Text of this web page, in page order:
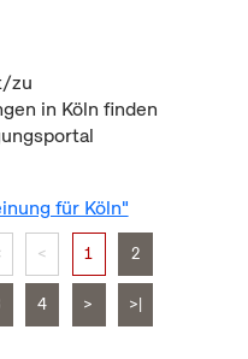
zu
in Köln finden
für Köln"
< 1 2
4 > >|